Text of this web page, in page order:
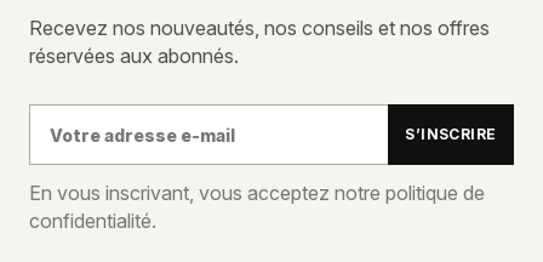
Recevez nos nouveautés, nos conseils et nos offres
réservées aux abonnés.
e-
mail
S’INSCRIRE
En vous inscrivant, vous acceptez notre politique de
confidentialité.